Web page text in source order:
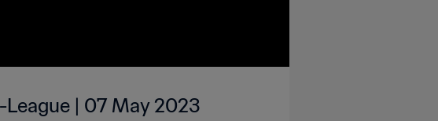
League | 07 May 2023